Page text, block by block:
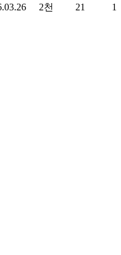
2천 21 1